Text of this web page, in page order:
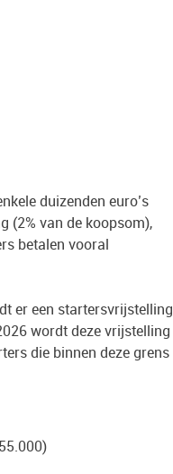
duizenden euro’s
(2% van de koopsom),
betalen vooral
er een startersvrijstelling
wordt deze vrijstelling
die binnen deze grens